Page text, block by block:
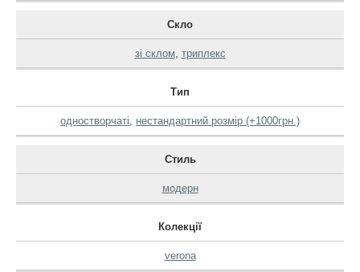
Скло
зі склом, триплекс
Тип
одностворчаті, нестандартний розмір (+1000грн.)
Стиль
модерн
Колекції
verona